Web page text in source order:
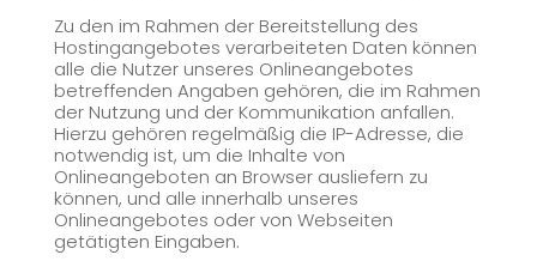
Zu den im Rahmen der Bereitstellung des
Hostingangebotes verarbeiteten Daten können
alle die Nutzer unseres Onlineangebotes
betreffenden Angaben gehören, die im Rahmen
der Nutzung und der Kommunikation anfallen.
Hierzu gehören regelmäßig die IP-Adresse, die
notwendig ist, um die Inhalte von
Onlineangeboten an Browser ausliefern zu
können, und alle innerhalb unseres
Onlineangebotes oder von Webseiten
getätigten Eingaben.